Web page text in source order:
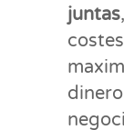
juntas